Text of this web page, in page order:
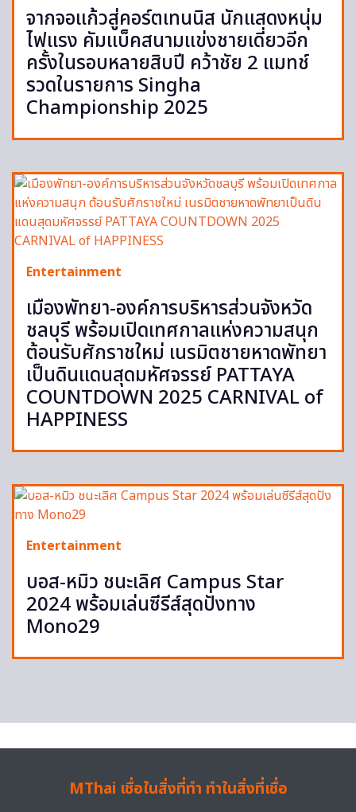
จากจอแก้วสู่คอร์ตเทนนิส นักแสดงหนุ่ม
ไฟแรง คัมแบ็คสนามแข่งชายเดี่ยวอีก
ครั้งในรอบหลายสิบปี คว้าชัย 2 แมทช์
รวดในรายการ Singha
Championship 2025
Entertainment
เมืองพัทยา-องค์การบริหารส่วนจังหวัด
ชลบุรี พร้อมเปิดเทศกาลแห่งความสนุก
ต้อนรับศักราชใหม่ เนรมิตชายหาดพัทยา
เป็นดินแดนสุดมหัศจรรย์ PATTAYA
COUNTDOWN 2025 CARNIVAL of
HAPPINESS
Entertainment
บอส-หมิว ชนะเลิศ Campus Star
2024 พร้อมเล่นซีรีส์สุดปังทาง
Mono29
MThai เชื่อในสิ่งที่ทำ ทำในสิ่งที่เชื่อ